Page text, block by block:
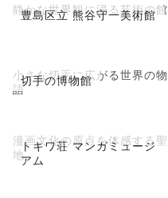
豊島区立 熊谷守一美術館
静かな世界観に浸る芸術の館
切手の博物館
小さな切手に広がる世界の物
語
トキワ荘 マンガミュージ
アム
漫画文化の原点を体感する聖
地